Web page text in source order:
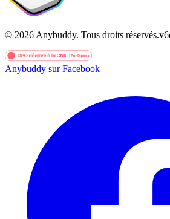
© 2026 Anybuddy. Tous droits réservés.v
Anybuddy sur Facebook